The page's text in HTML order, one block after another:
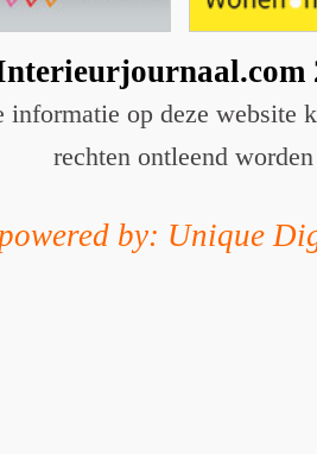
informatie op deze website
rechten ontleend worden
powered by: Unique